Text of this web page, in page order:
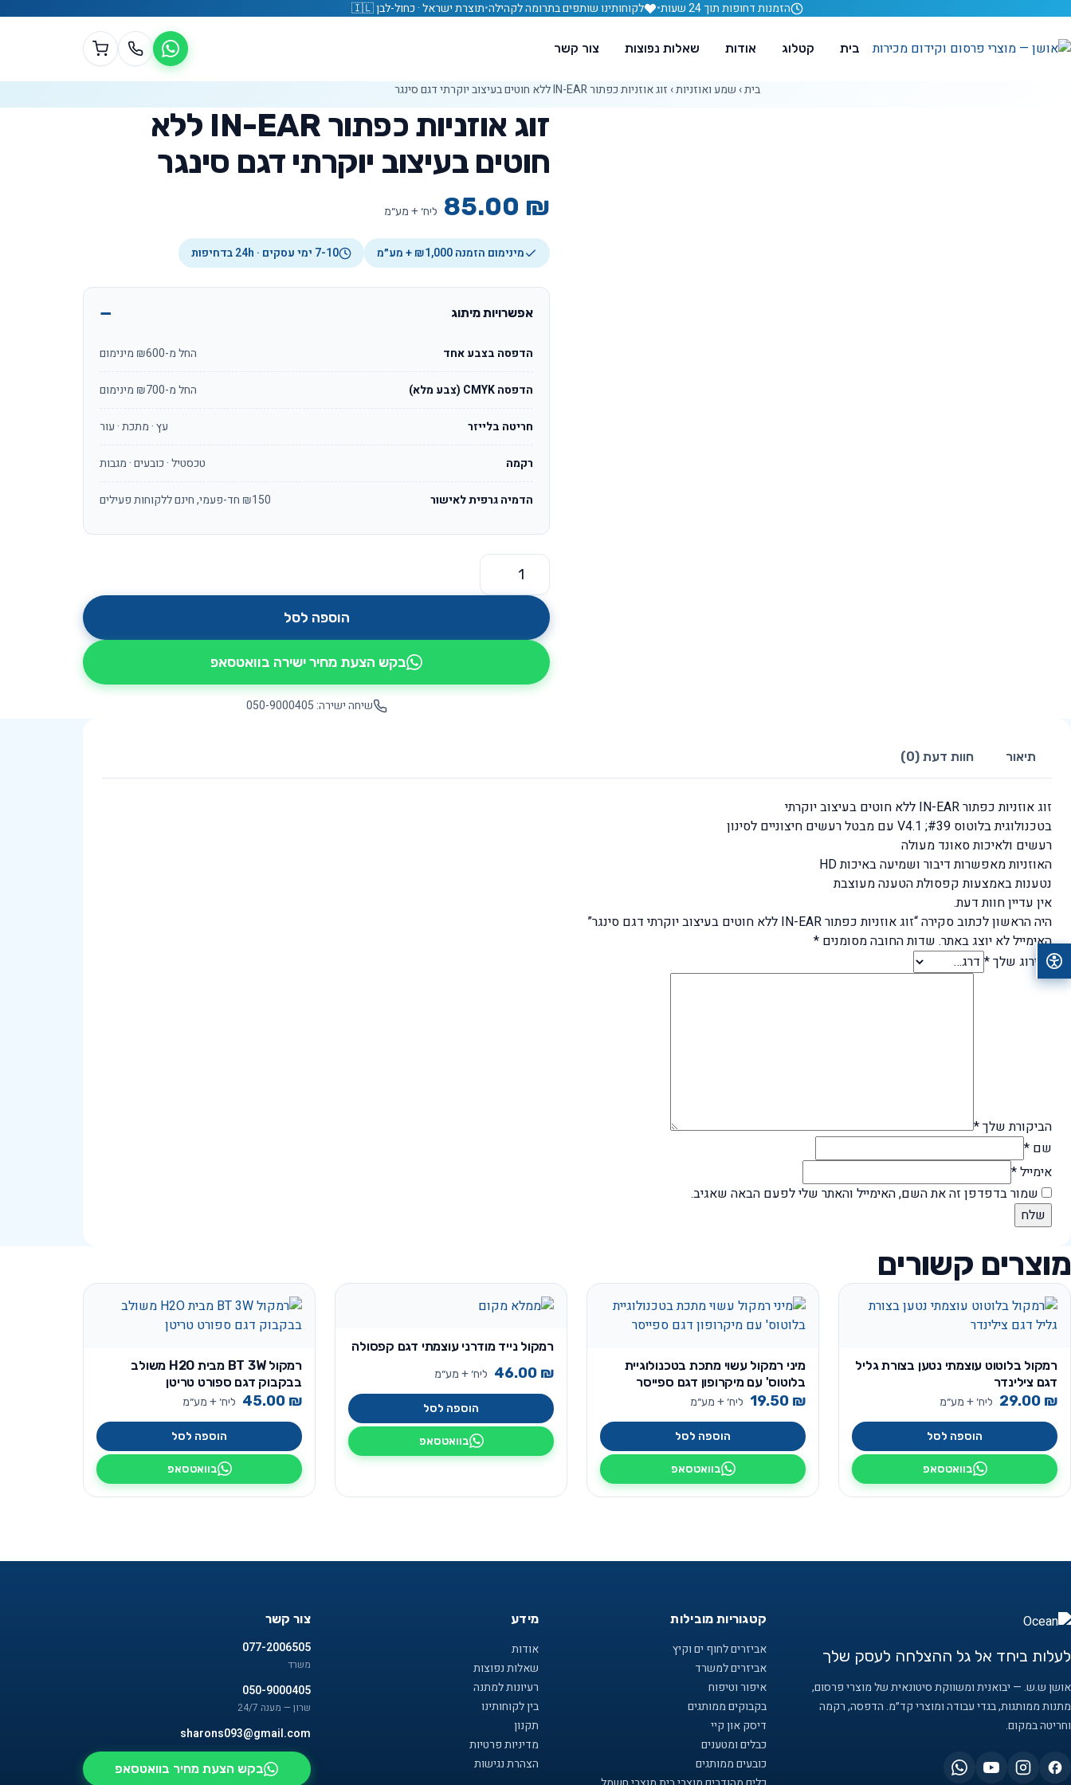
הזמנות דחופות תוך 24 שעות • לקוחותינו שותפים בתרומה לקהילה•תוצרת ישראל · כחול-לבן 🇮🇱
בית קטלוג אודות שאלות נפוצות צור קשר
בית› שמע ואוזניות› זוג אוזניות כפתור IN-EAR ללא חוטים בעיצוב יוקרתי דגם סינגר
זוג אוזניות כפתור IN-EAR ללא
חוטים בעיצוב יוקרתי דגם סינגר
85.00 ₪ ליח׳ + מע״מ
מינימום הזמנה ₪1,000 + מע״מ 7-10 ימי עסקים · 24h בדחיפות
אפשרויות מיתוג
הדפסה בצבע אחד החל מ-₪600 מינימום
הדפסה CMYK (צבע מלא) החל מ-₪700 מינימום
חריטה בלייזר עץ · מתכת · עור
רקמה טכסטיל · כובעים · מגבות
הדמיה גרפית לאישור ₪150 חד-פעמי, חינם ללקוחות פעילים
כמות של זוג אוזניות כפתור IN-EAR ללא חוטים בעיצוב יוקרתי דגם סינגר
הוספה לסל
בקש הצעת מחיר ישירה בוואטסאפ
שיחה ישירה: 050-9000405
תיאור חוות דעת (0)
זוג אוזניות כפתור IN-EAR ללא חוטים בעיצוב יוקרתי
בטכנולוגית בלוטוס #39; V4.1 עם מבטל רעשים חיצוניים לסינון
רעשים ולאיכות סאונד מעולה
האוזניות מאפשרות דיבור ושמיעה באיכות HD
נטענות באמצעות קפסולת הטענה מעוצבת
אין עדיין חוות דעת.
היה הראשון לכתוב סקירה “זוג אוזניות כפתור IN-EAR ללא חוטים בעיצוב יוקרתי דגם סינגר”
האימייל לא יוצג באתר. שדות החובה מסומנים *
הדירוג שלך*
הביקורת שלך*
שם *
אימייל*
שמור בדפדפן זה את השם, האימייל והאתר שלי לפעם הבאה שאגיב.
מוצרים קשורים
רמקול בלוטוט עוצמתי נטען בצורת גליל
דגם צילינדר
29.00 ₪ ליח׳ + מע״מ
הוספה לסל
בוואטסאפ
מיני רמקול עשוי מתכת בטכנולוגיית
בלוטוס' עם מיקרופון דגם ספייסר
19.50 ₪ ליח׳ + מע״מ
הוספה לסל
בוואטסאפ
רמקול נייד מודרני עוצמתי דגם קפסולה
46.00 ₪ ליח׳ + מע״מ
הוספה לסל
בוואטסאפ
רמקול BT 3W מבית H2O משולב
בבקבוק דגם ספורט טריטן
45.00 ₪ ליח׳ + מע״מ
הוספה לסל
בוואטסאפ
לעלות ביחד אל גל ההצלחה לעסק שלך
אושן ש.ש. — יבואנית ומשווקת סיטונאית של מוצרי פרסום,
מתנות ממותגות, בגדי עבודה ומוצרי קד״מ. הדפסה, רקמה
וחריטה במקום.
קטגוריות מובילות
אביזרים לחוף ים וקיץ
אביזרים למשרד
איפור וטיפוח
בקבוקים ממותגים
דיסק און קיי
כבלים ומטענים
כובעים ממותגים
מידע
אודות
שאלות נפוצות
רעיונות למתנה
בין לקוחותינו
תקנון
מדיניות פרטיות
הצהרת נגישות
צור קשר
077-2006505
משרד
050-9000405
שרון — מענה 24/7
sharons093@gmail.com
בקש הצעת מחיר בוואטסאפ